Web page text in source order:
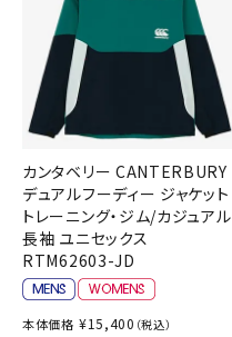
INFORMATIOM
ご利用ガイド
お問い合わせ
特定商取引法
プライバシーポリシー
カンタベリー CANTERBURY
デュアルフーディー ジャケット
トレーニング・ジム/カジュアル
長袖 ユニセックス
RTM62603-JD
本体価格 ¥15,400 （税込）